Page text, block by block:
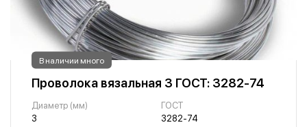
В наличии много
Проволока вязальная 3 ГОСТ: 3282-74
Диаметр (мм)
3
ГОСТ
3282-74